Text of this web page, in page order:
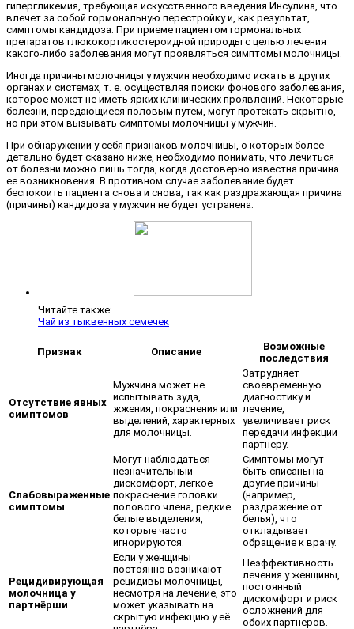
гипергликемия, требующая искусственного введения Инсулина, что
влечет за собой гормональную перестройку и, как результат,
симптомы кандидоза. При приеме пациентом гормональных
препаратов глюкокортикостероидной природы с целью лечения
какого-либо заболевания могут проявляться симптомы молочницы.
Иногда причины молочницы у мужчин необходимо искать в других
органах и системах, т. е. осуществляя поиски фонового заболевания,
которое может не иметь ярких клинических проявлений. Некоторые
болезни, передающиеся половым путем, могут протекать скрытно,
но при этом вызывать симптомы молочницы у мужчин.
При обнаружении у себя признаков молочницы, о которых более
детально будет сказано ниже, необходимо понимать, что лечиться
от болезни можно лишь тогда, когда достоверно известна причина
ее возникновения. В противном случае заболевание будет
беспокоить пациента снова и снова, так как раздражающая причина
(причины) кандидоза у мужчин не будет устранена.
Читайте также:
Чай из тыквенных семечек
Признак Описание
Возможные
последствия
Отсутствие явных
симптомов
Мужчина может не
испытывать зуда,
жжения, покраснения или
выделений, характерных
для молочницы.
Затрудняет
своевременную
диагностику и
лечение,
увеличивает риск
передачи инфекции
партнеру.
Слабовыраженные
симптомы
Могут наблюдаться
незначительный
дискомфорт, легкое
покраснение головки
полового члена, редкие
белые выделения,
которые часто
игнорируются.
Симптомы могут
быть списаны на
другие причины
(например,
раздражение от
белья), что
откладывает
обращение к врачу.
Рецидивирующая
молочница у
партнёрши
Если у женщины
постоянно возникают
рецидивы молочницы,
несмотря на лечение, это
может указывать на
скрытую инфекцию у её
Неэффективность
лечения у женщины,
постоянный
дискомфорт и риск
осложнений для
обоих партнеров.